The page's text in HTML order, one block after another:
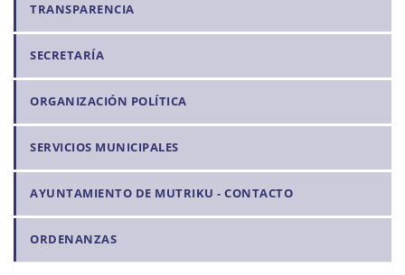
N
a
v
e
g
a
ó
n
TRANSPARENCIA
SECRETARÍA
ORGANIZACIÓN POLÍTICA
SERVICIOS MUNICIPALES
AYUNTAMIENTO DE MUTRIKU - CONTACTO
ORDENANZAS